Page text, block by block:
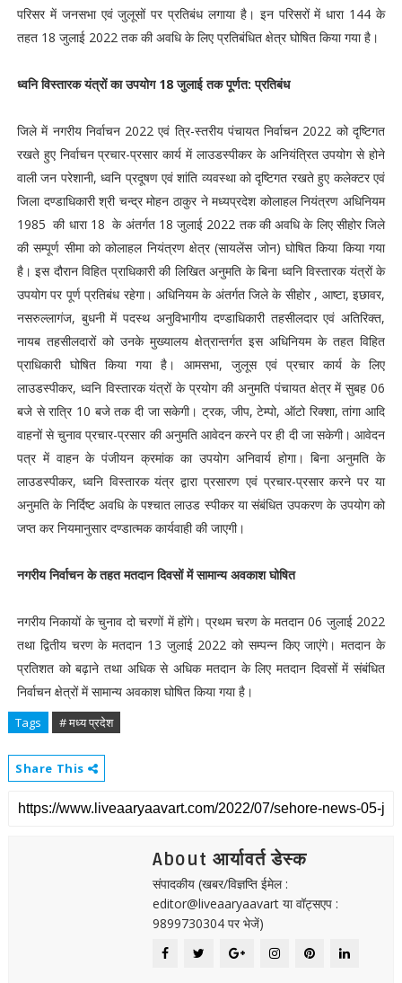
परिसर में जनसभा एवं जुलूसों पर प्रतिबंध लगाया है। इन परिसरों में धारा 144 के
तहत 18 जुलाई 2022 तक की अवधि के लिए प्रतिबंधित क्षेत्र घोषित किया गया है।
ध्वनि विस्तारक यंत्रों का उपयोग 18 जुलाई तक पूर्णत: प्रतिबंध
जिले में नगरीय निर्वाचन 2022 एवं त्रि-स्तरीय पंचायत निर्वाचन 2022 को दृष्टिगत
रखते हुए निर्वाचन प्रचार-प्रसार कार्य में लाउडस्पीकर के अनियंत्रित उपयोग से होने
वाली जन परेशानी, ध्वनि प्रदूषण एवं शांति व्यवस्था को दृष्टिगत रखते हुए कलेक्टर एवं
जिला दण्डाधिकारी श्री चन्द्र मोहन ठाकुर ने मध्यप्रदेश कोलाहल नियंत्रण अधिनियम
1985 की धारा 18 के अंतर्गत 18 जुलाई 2022 तक की अवधि के लिए सीहोर जिले
की सम्पूर्ण सीमा को कोलाहल नियंत्रण क्षेत्र (सायलेंस जोन) घोषित किया किया गया
है। इस दौरान विहित प्राधिकारी की लिखित अनुमति के बिना ध्वनि विस्तारक यंत्रों के
उपयोग पर पूर्ण प्रतिबंध रहेगा। अधिनियम के अंतर्गत जिले के सीहोर , आष्टा, इछावर,
नसरुल्लागंज, बुधनी में पदस्थ अनुविभागीय दण्डाधिकारी तहसीलदार एवं अतिरिक्त,
नायब तहसीलदारों को उनके मुख्यालय क्षेत्रान्तर्गत इस अधिनियम के तहत विहित
प्राधिकारी घोषित किया गया है। आमसभा, जुलूस एवं प्रचार कार्य के लिए
लाउडस्पीकर, ध्वनि विस्तारक यंत्रों के प्रयोग की अनुमति पंचायत क्षेत्र में सुबह 06
बजे से रात्रि 10 बजे तक दी जा सकेगी। ट्रक, जीप, टेम्पो, ऑटो रिक्शा, तांगा आदि
वाहनों से चुनाव प्रचार-प्रसार की अनुमति आवेदन करने पर ही दी जा सकेगी। आवेदन
पत्र में वाहन के पंजीयन क्रमांक का उपयोग अनिवार्य होगा। बिना अनुमति के
लाउडस्पीकर, ध्वनि विस्तारक यंत्र द्वारा प्रसारण एवं प्रचार-प्रसार करने पर या
अनुमति के निर्दिष्ट अवधि के पश्चात लाउड स्पीकर या संबंधित उपकरण के उपयोग को
जप्त कर नियमानुसार दण्डात्मक कार्यवाही की जाएगी।
नगरीय निर्वाचन के तहत मतदान दिवसों में सामान्य अवकाश घोषित
नगरीय निकायों के चुनाव दो चरणों में होंगे। प्रथम चरण के मतदान 06 जुलाई 2022
तथा द्वितीय चरण के मतदान 13 जुलाई 2022 को सम्पन्न किए जाएंगे। मतदान के
प्रतिशत को बढ़ाने तथा अधिक से अधिक मतदान के लिए मतदान दिवसों में संबंधित
निर्वाचन क्षेत्रों में सामान्य अवकाश घोषित किया गया है।
Tags # मध्य प्रदेश
Share This
About आर्यावर्त डेस्क
संपादकीय (खबर/विज्ञप्ति ईमेल :
editor@liveaaryaavart या वॉट्सएप :
9899730304 पर भेजें)